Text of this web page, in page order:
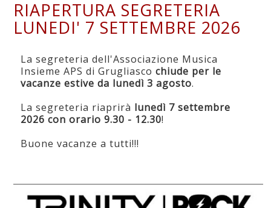
RIAPERTURA SEGRETERIA
LUNEDI' 7 SETTEMBRE 2026
La segreteria dell'Associazione Musica
Insieme APS di Grugliascochiude per le
vacanze estive da lunedì 3 agosto.
La segreteria riaprirà lunedì 7 settembre
2026 con orario 9.30 - 12.30!
Buone vacanze a tutti!!!